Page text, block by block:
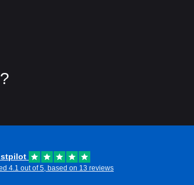
4.1 out of 5, based on 13 reviews